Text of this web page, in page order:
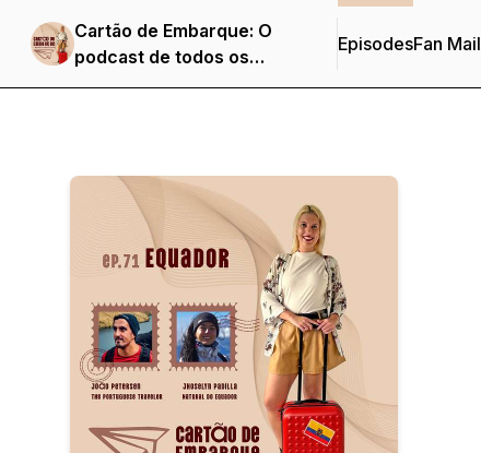
Cartão de Embarque: O
podcast de todos os
destinos
EpisodesFan Mail